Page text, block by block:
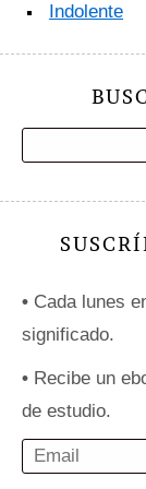
Indolente
• Cada lunes
significado.
• Recibe un
de estudio.